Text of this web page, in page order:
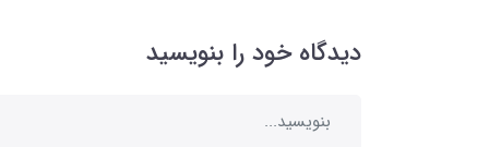
دیدگاه خود را بنویسید